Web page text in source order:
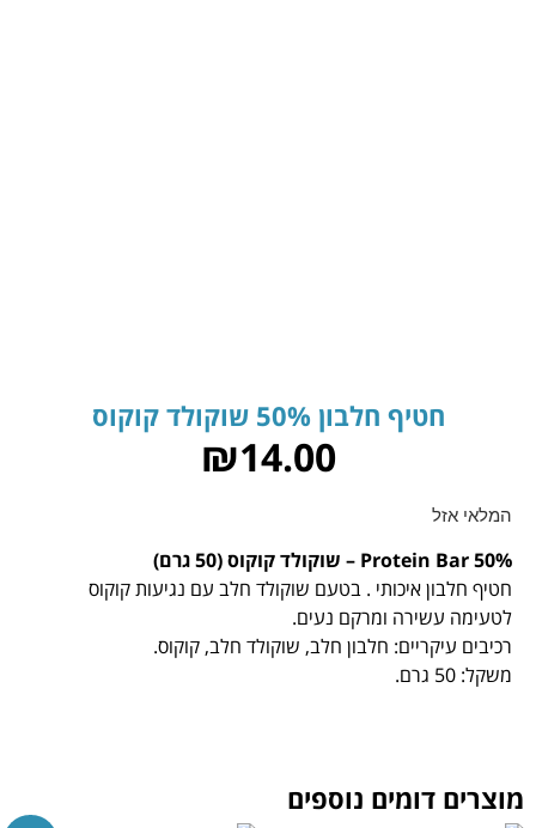
חטיף חלבון 50% שוקולד קוקוס
₪14.00
המלאי אזל
Protein Bar 50% – שוקולד קוקוס (50 גרם)
חטיף חלבון איכותי . בטעם שוקולד חלב עם נגיעות קוקוס
לטעימה עשירה ומרקם נעים.
רכיבים עיקריים: חלבון חלב, שוקולד חלב, קוקוס.
משקל: 50 גרם.
מוצרים דומים נוספים